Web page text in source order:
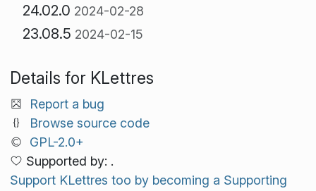
24.02.0 2024-02-28
23.08.5 2024-02-15
Details for KLettres
Report a bug
Browse source code
GPL-2.0+
Supported by: .
Support KLettres too by becoming a Supporting